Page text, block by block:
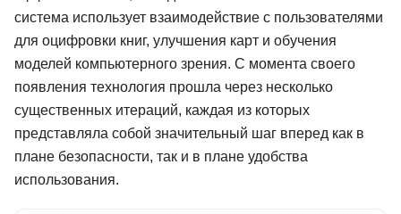
система использует взаимодействие с пользователями
для оцифровки книг, улучшения карт и обучения
моделей компьютерного зрения. С момента своего
появления технология прошла через несколько
существенных итераций, каждая из которых
представляла собой значительный шаг вперед как в
плане безопасности, так и в плане удобства
использования.